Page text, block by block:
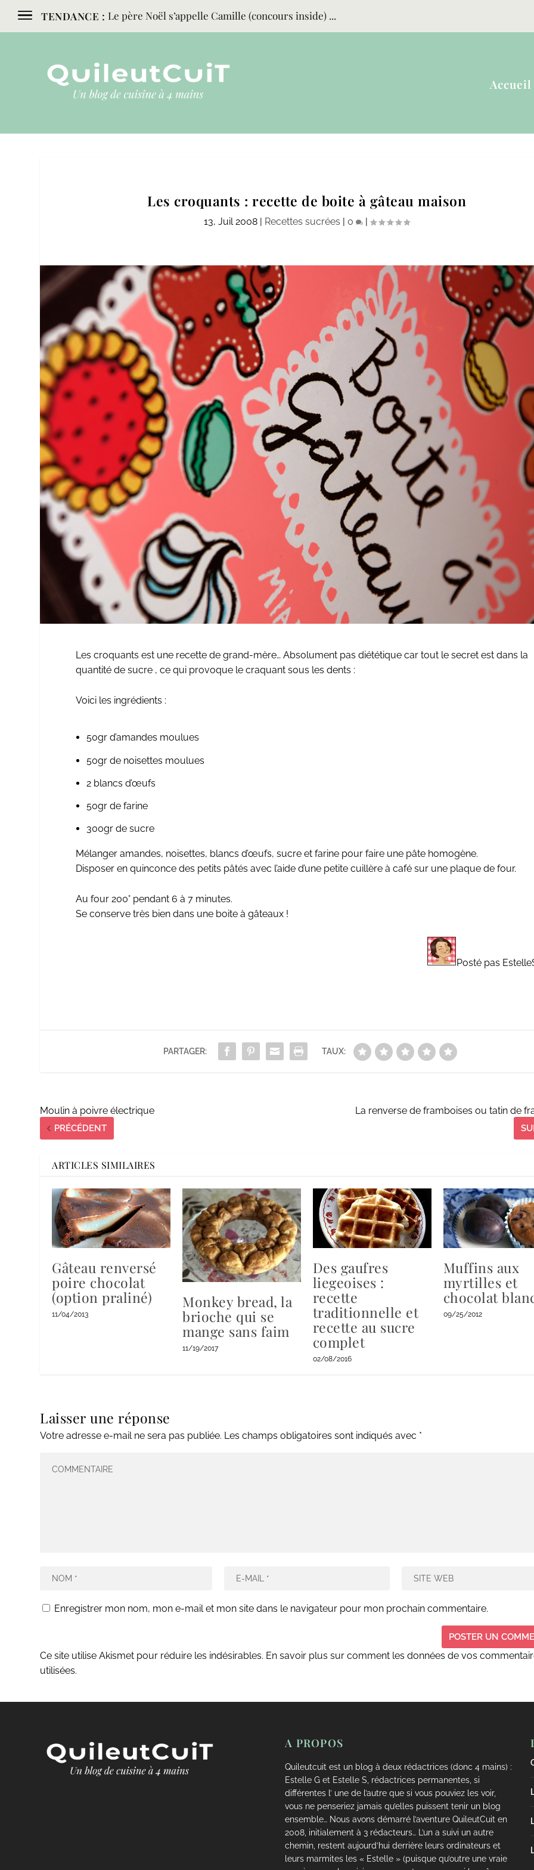
TENDANCE : Le père Noël s’appelle Camille (concours inside) ...
Accueil
Les croquants : recette de boite à gâteau maison
13, Juil 2008 Recettes sucrées 0 |
Les croquants est une recette de grand-mère… Absolument pas diététique car tout le secret est dans la
quantité de sucre , ce qui provoque le craquant sous les dents :
Voici les ingrédients :
50gr d’amandes moulues
50gr de noisettes moulues
2 blancs d’œufs
50gr de farine
300gr de sucre
Mélanger amandes, noisettes, blancs d’œufs, sucre et farine pour faire une pâte homogène.
Disposer en quinconce des petits pâtés avec l’aide d’une petite cuillère à café sur une plaque de four.
Au four 200° pendant 6 à 7 minutes.
Se conserve très bien dans une boite à gâteaux !
Posté pas
PARTAGER: TAUX:
Moulin à poivre électrique
PRÉCÉDENT
La renverse de framboises ou tatin de
ARTICLES SIMILAIRES
Gâteau renversé
poire chocolat
(option praliné)
11/04/2013
Monkey bread, la
brioche qui se
mange sans faim
11/19/2017
Des gaufres
liegeoises :
recette
traditionnelle et
recette au sucre
complet
02/08/2016
Muffins aux
myrtilles et
chocolat
09/25/2012
Laisser une réponse
Votre adresse e-mail ne sera pas publiée. Les champs obligatoires sont indiqués avec *
Enregistrer mon nom, mon e-mail et mon site dans le navigateur pour mon prochain commentaire.
Ce site utilise Akismet pour réduire les indésirables. En savoir plus sur comment les données de vos
utilisées.
A PROPOS
Quileutcuit est un blog à deux rédactrices (donc 4 mains) :
Estelle G et Estelle S, rédactrices permanentes, si
différentes l’ une de l’autre que si vous pouviez les voir,
vous ne penseriez jamais qu’elles puissent tenir un blog
ensemble… Nous avons démarré l’aventure QuileutCuit en
2008, initialement à 3 rédacteurs… L’un a suivi un autre
chemin, restent aujourd’hui derrière leurs ordinateurs et
leurs marmites les « Estelle » (puisque qu’outre une vraie